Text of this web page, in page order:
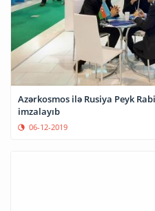
Azərkosmos ilə Rusiya Peyk
imzalayıb
06-12-2019